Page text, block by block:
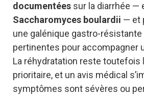
documentées sur la diarrhée —
Saccharomyces boulardii — et
une galénique gastro-
pertinentes pour accompagner
La réhydratation reste toutefois
prioritaire, et un avis médical
symptômes sont sévères ou